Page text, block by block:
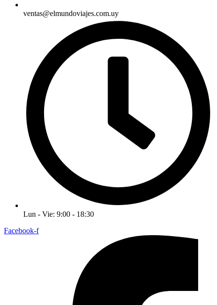
ventas@elmundoviajes.com.uy
Lun - Vie: 9:00 - 18:30
Facebook-f